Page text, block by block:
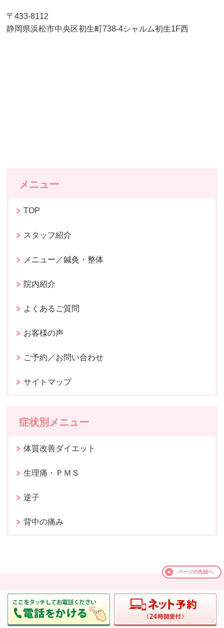
〒433-8112
静岡県浜松市中央区初生町738-4シャルム初生1F西
メニュー
TOP
スタッフ紹介
メニュー／鍼灸・整体
院内紹介
よくあるご質問
お客様の声
ご予約／お問い合わせ
サイトマップ
症状別メニュー
体質改善ダイエット
生理痛・ＰＭＳ
逆子
背中の痛み
ページの先頭へ